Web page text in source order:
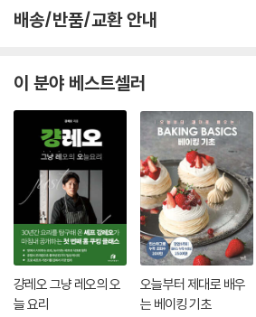
배송/반품/교환 안내
이 분야 베스트셀러
걍레오 그냥 레오의 오
늘 요리
오늘부터 제대로 배우
는 베이킹 기초